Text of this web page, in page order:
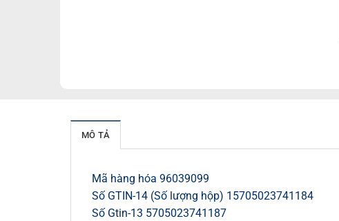
MÔ TẢ
Mã hàng hóa 96039099
Số GTIN-14 (Số lượng hộp) 15705023741184
Số Gtin-13 5705023741187